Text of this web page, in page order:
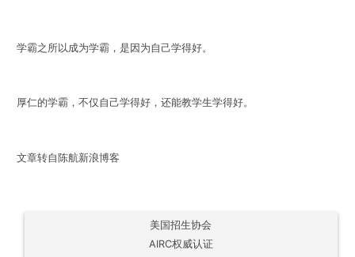
学霸之所以成为学霸，是因为自己学得好。
厚仁的学霸，不仅自己学得好，还能教学生学得好。
文章转自陈航新浪博客
美国招生协会
AIRC权威认证